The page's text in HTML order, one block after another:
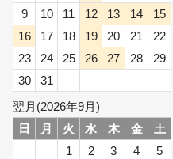
9
10 11 12 13 14
15
16
17 18 19 20 21
22
23
24 25 26 27 28
29
30
31
翌月(2026年9月)
日
月 火 水 木 金
土
1
2 3 4
5